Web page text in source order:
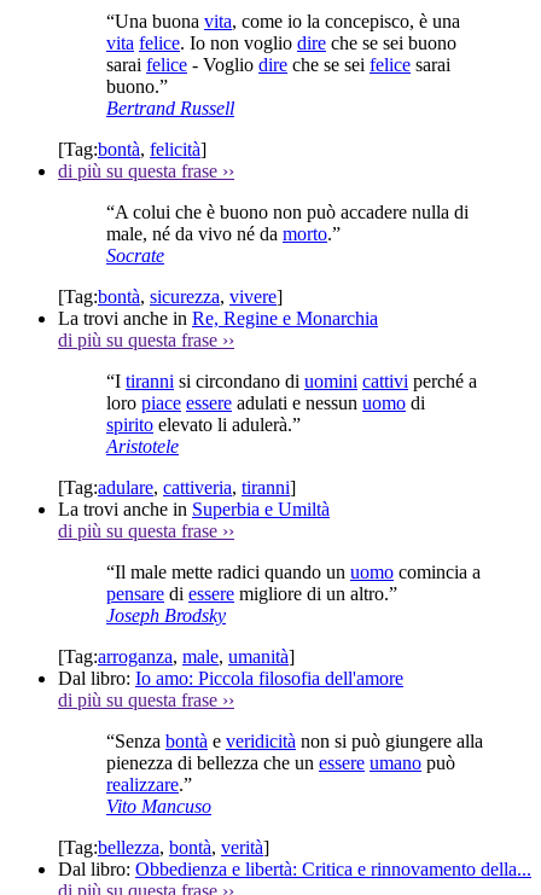
“Una buona vita, come io la concepisco, è una
vita felice. Io non voglio dire che se sei buono
sarai felice - Voglio dire che se sei felice sarai
buono.”
Bertrand Russell
[Tag:bontà, felicità]
di più su questa frase ››
“A colui che è buono non può accadere nulla di
male, né da vivo né da morto.”
Socrate
[Tag:bontà, sicurezza, vivere]
La trovi anche in Re, Regine e Monarchia
di più su questa frase ››
“I tiranni si circondano di uomini cattivi perché a
loro piace essere adulati e nessun uomo di
spirito elevato li adulerà.”
Aristotele
[Tag:adulare, cattiveria, tiranni]
La trovi anche in Superbia e Umiltà
di più su questa frase ››
“Il male mette radici quando un uomo comincia a
pensare di essere migliore di un altro.”
Joseph Brodsky
[Tag:arroganza, male, umanità]
Dal libro: Io amo: Piccola filosofia dell'amore
di più su questa frase ››
“Senza bontà e veridicità non si può giungere alla
pienezza di bellezza che un essere umano può
realizzare.”
Vito Mancuso
[Tag:bellezza, bontà, verità]
Dal libro: Obbedienza e libertà: Critica e rinnovamento della...
di più su questa frase ››